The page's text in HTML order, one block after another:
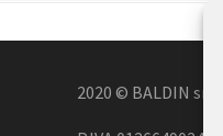
2020 © BALDIN srl